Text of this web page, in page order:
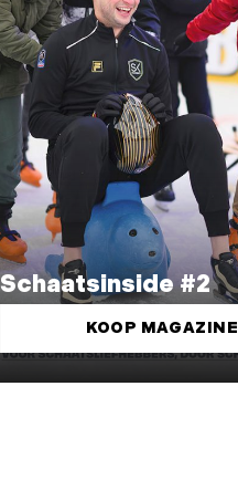
Schaatsinside #2
KOOP MAGAZINE